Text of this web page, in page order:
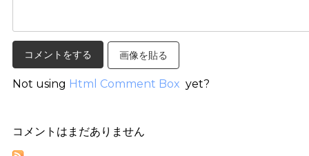
画像を貼る
Not using Html Comment Box yet?
コメントはまだありません